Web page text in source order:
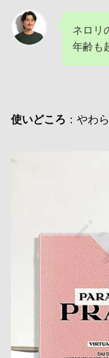
ネロリ
年齢も
使いどころ ：やわ